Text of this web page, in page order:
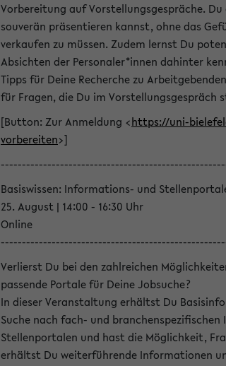
Vorbereitung auf Vorstellungsgespräche.
souverän präsentieren kannst, ohne das
verkaufen zu müssen. Zudem lernst Du
Absichten der Personaler*innen dahinter
Tipps für Deine Recherche zu
für Fragen, die Du im Vorstellungsgespräch
[Button: Zur Anmeldung <https://uni-
vorbereiten>]
Basiswissen: Informations- und
25. August | 14:00 - 16:30 Uhr
Online
Verlierst Du bei den zahlreichen
passende Portale für Deine Jobsuche?
In dieser Veranstaltung erhältst Du
Suche nach fach- und
Stellenportalen und hast die Möglichkeit,
erhältst Du weiterführende Informationen